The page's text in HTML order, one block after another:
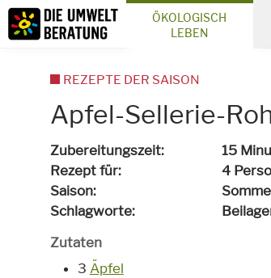
Inhalt
Suche
ÖKOLOGISCH
LEBEN
Apfel-Sellerie-
Zubereitungszeit
15
Rezept für
4
Saison
Schlagworte
Zutaten
3 Äpfel
REZEPTE DER SAISON